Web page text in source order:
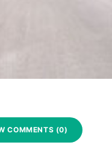
COMMENTS (0)